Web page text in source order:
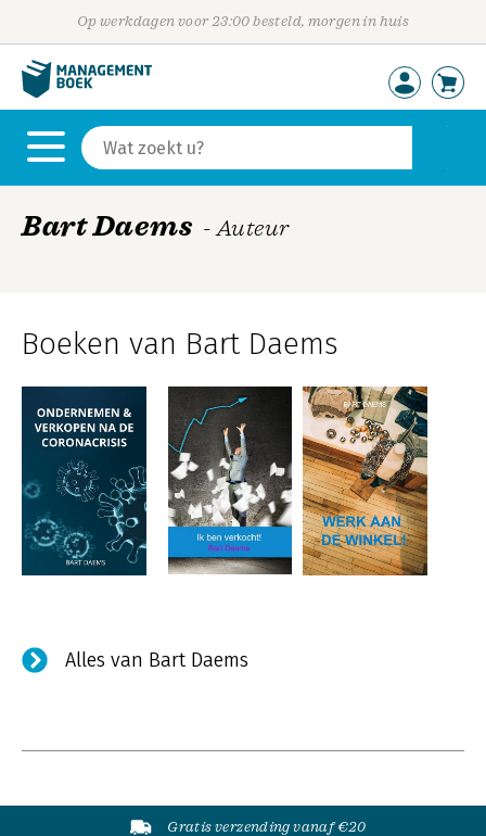
Op werkdagen voor 23:00 besteld, morgen in huis
Bart Daems - Auteur
Boeken van Bart Daems
Alles van Bart Daems
Gratis verzending vanaf €20